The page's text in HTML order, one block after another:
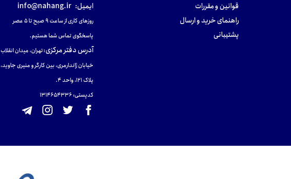
قوانین و مقررات
راهنمای خرید و ارسال
پشتیبانی
ایمیل: info@nahang.ir
روزهای کاری از ساعت ۹ صبح تا ۵ عصر
پاسخگوی تماس شما هستیم.
آدرس دفتر مرکزی:تهران، میدان انقلاب
خیابان ژاندارمری، بین کارگر و منیری جاوید،
پلاک 121، واحد ۴.
کدپستی: 131465433۶